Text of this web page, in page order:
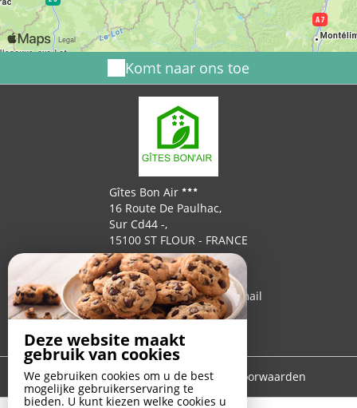
Deze website maakt
gebruik van cookies
We gebruiken cookies om u de best
mogelijke gebruikerservaring te
bieden. U kunt kiezen welke cookies u
Komt naar ons toe
Gîtes Bon Air
16 Route De Paulhac,
Sur Cd44 -,
15100 ST FLOUR - FRANCE
+33 4 71 60 24 89
+33 6 45 12 57 94
Contact opnemen per e-mail
Disclaimer | Algemene verkoopvoorwaarden